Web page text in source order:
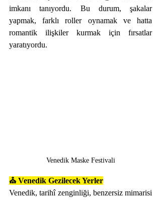
imkanı tanıyordu. Bu durum, şakalar
yapmak, farklı roller oynamak ve hatta
romantik ilişkiler kurmak için fırsatlar
yaratıyordu.
Venedik Maske Festivali
⛪️ Venedik Gezilecek Yerler
Venedik, tarihî zenginliği, benzersiz mimarisi